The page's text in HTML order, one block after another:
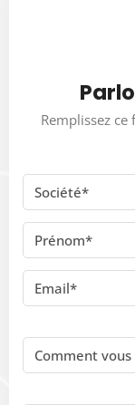
Remplissez